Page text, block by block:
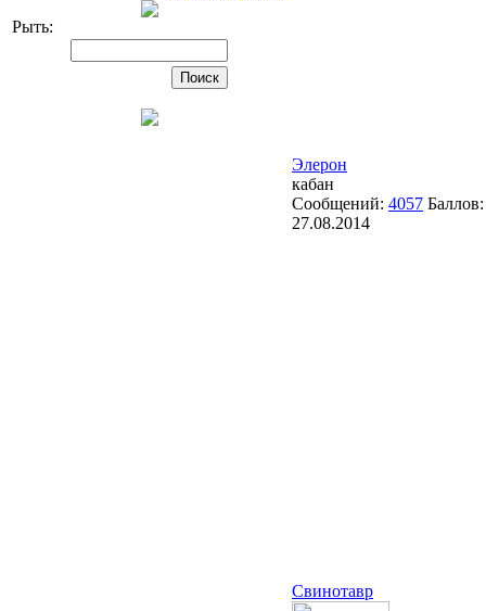
Рыть:
Элерон
кабан
Сообщений: 4057
27.08.2014
Свинотавр